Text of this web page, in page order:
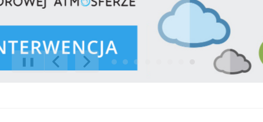
Poprzedni Element
Następny Element
❚❚